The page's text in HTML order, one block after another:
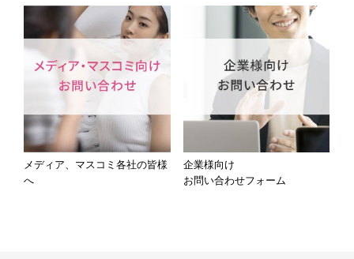
メディア、マスコミ各社の皆様
へ
企業様向け
お問い合わせフォーム